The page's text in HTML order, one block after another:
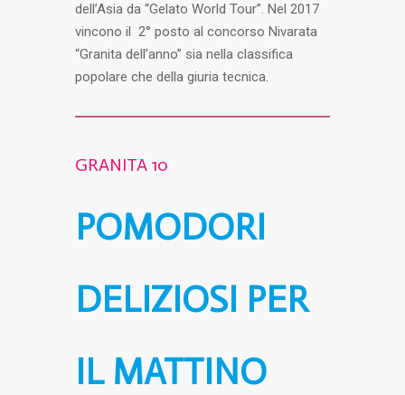
dell’Asia da “Gelato World Tour”. Nel 2017
vincono il 2°posto al concorso Nivarata
“Granita dell’anno” sia nella classifica
popolare che della giuria tecnica.
GRANITA 10
POMODORI
DELIZIOSI PER
IL MATTINO